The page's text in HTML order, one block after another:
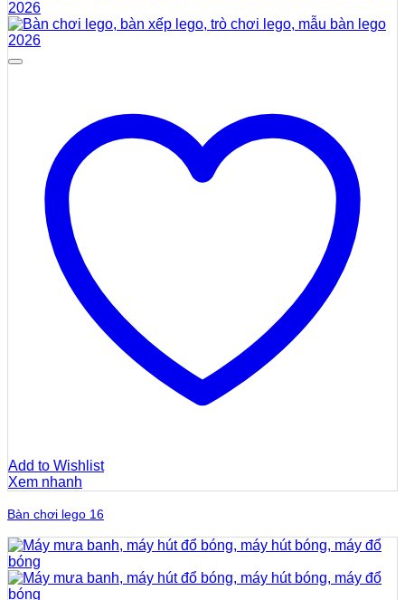
Add to Wishlist
Xem nhanh
Bàn chơi lego 16